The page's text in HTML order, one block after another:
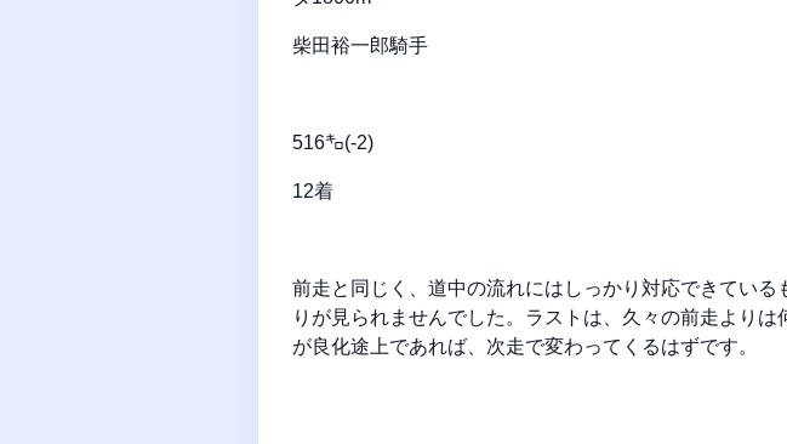
柴田裕一郎騎手
516㌔(-2)
12着
前走と同じく、道中の流れにはしっかり対応できてい
りが見られませんでした。ラストは、久々の前走より
が良化途上であれば、次走で変わってくるはずです。